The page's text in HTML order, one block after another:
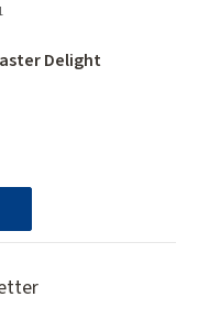
Delight